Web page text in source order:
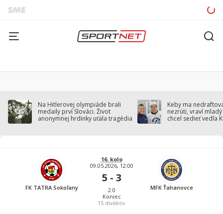
Na Hitlerovej olympiáde brali
medaily prví Slováci. Život
anonymnej hrdinky uťala tragédia
Keby ma
nezrúti, vraví mladý
chcel sedieť vedľa
FK TATRA Sokoľany
16. kolo
09.05.2026, 12:00
5 - 3
2:0
Koniec
15 divákov
MFK Ťahanovce